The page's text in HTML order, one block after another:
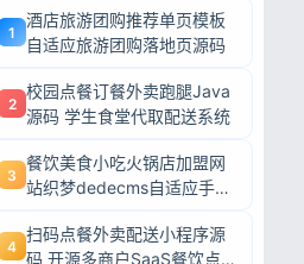
1
酒店旅游团购推荐单页模板
自适应旅游团购落地页源码
2
校园点餐订餐外卖跑腿Java
源码 学生食堂代取配送系统
3
餐饮美食小吃火锅店加盟网
站织梦dedecms自适应手机
4
扫码点餐外卖配送小程序源
码 开源多商户SaaS餐饮点